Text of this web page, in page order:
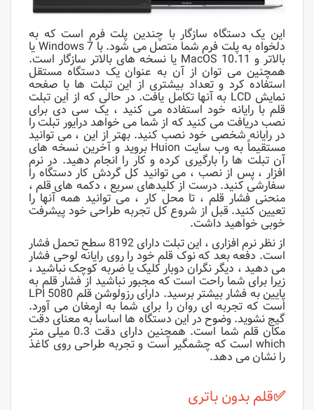
این یک دستگاه سازگار با چندین پلت فرم است که به
دلخواه به پلت فرم شما متصل می شود. با Windows 7 یا
بالاتر و MacOS 10.11 یا نسخه های بالاتر سازگار است.
همچنین می توان از آن به عنوان یک دستگاه مستقل
استفاده کرد و تعداد بیشتری از این تبلت ها با صفحه
نمایش LCD به آنها تکامل یافت. در حالی که از این تبلت
قلم با رایانه خود استفاده می کنید ، یک سی دی برای
نصب دریافت می کنید که از شما می خواهد درایور تبلت را
در رایانه شخصی خود نصب کنید. بهتر از این ، می توانید
مستقیماً به وب سایت Huion بروید و آخرین نسخه های
آن تبلت ها را بارگیری کرده و کار را انجام دهید. در نرم
افزار ، پس از نصب ، می توانید کل گردش کار دستگاه را
سفارشی کنید. درست از کلیدهای سریع ، دکمه های قلم ،
منحنی فشار قلم ، تا محل کار ، می توانید همه آنها را
تعیین کنید. قبل از شروع کل تجربه طراحی خود پیشرفت
خوبی خواهید داشت.
از نظر نرم افزاری ، این تبلت دارای 8192 سطح تحمل فشار
است. دفعه بعد که نوک قلم خود را روی رایانه لوحی فشار
می دهید ، دیگر نگران دوبار کلیک یا ضربه کوچک نباشید ،
زیرا برای شما راحت است که مجبور نباشید از فشار قلم به
پایین به فشار بیشتر برسید. دارای رزولوشن قلم 5080 LPI
است که تجربه ای روان را برای شما به ارمغان می آورد.
گیج نشوید. وضوح در این دستگاه ها اساساً به معنای دقت
مکان قلم شما است. همچنین دارای دقت 0.3 میلی متر
which است که چشمگیر است و تجربه طراحی روی کاغذ
را نشان می دهد.
✅قلم بدون باتری